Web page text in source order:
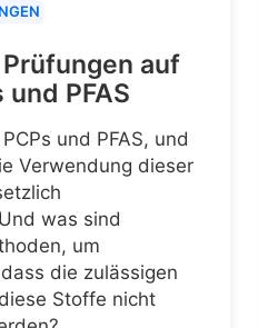
auf
und PFAS
und PFAS, und
Verwendung dieser
was sind
um
die zulässigen
Stoffe nicht